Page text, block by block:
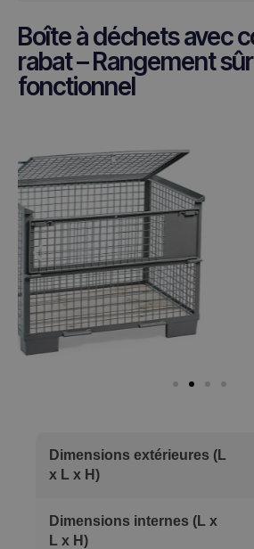
Boîte à déchets avec
rabat – Rangement
fonctionnel
Dimensions extérieures (L
x L x H)
Dimensions internes (L x
L x H)